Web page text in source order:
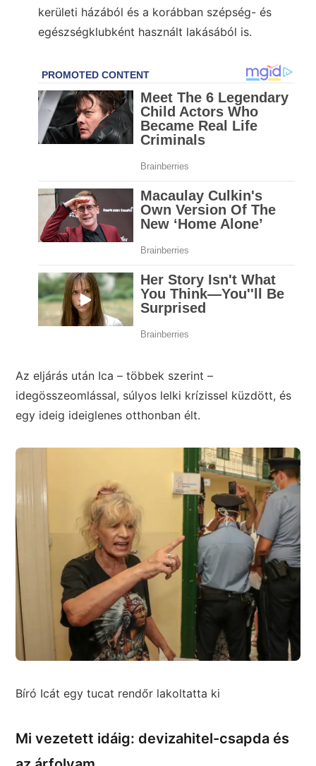
kerületi házából és a korábban szépség- és
egészségklubként használt lakásából is.
Az eljárás után Ica – többek szerint –
idegösszeomlással, súlyos lelki krízissel küzdött, és
egy ideig ideiglenes otthonban élt.
Bíró Icát egy tucat rendőr lakoltatta ki
Mi vezetett idáig: devizahitel-csapda és